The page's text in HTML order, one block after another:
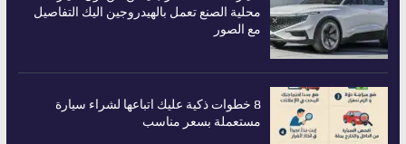
محلية الصنع تعمل بالهيدروجين اليك التفاصيل
مع الصور
8 خطوات ذكية عليك اتباعها لشراء سيارة
مستعملة بسعر مناسب